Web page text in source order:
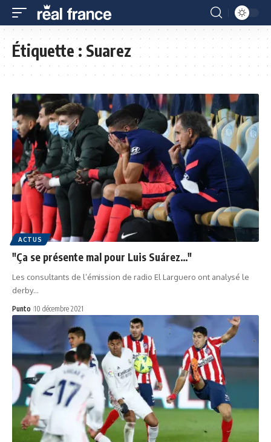
Étiquette :Suarez
ACTUS
"Ça se présente mal pour Luis Suárez…"
Les consultants de l’émission de radio El Larguero ont analysé le
derby…
Punto 10 décembre 2021